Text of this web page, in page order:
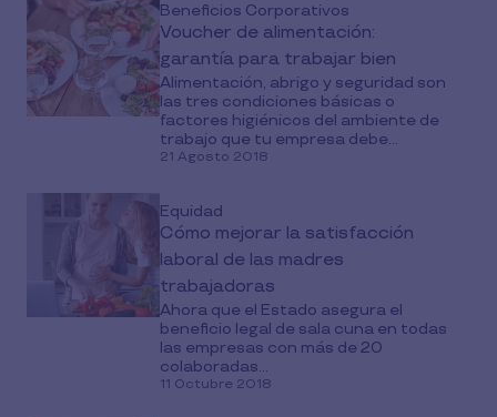
Beneficios Corporativos
Voucher de alimentación:
garantía para trabajar bien
Alimentación, abrigo y seguridad son
las tres condiciones básicas o
factores higiénicos del ambiente de
trabajo que tu empresa debe...
21 Agosto 2018
Equidad
Cómo mejorar la satisfacción
laboral de las madres
trabajadoras
Ahora que el Estado asegura el
beneficio legal de sala cuna en todas
las empresas con más de 20
colaboradas...
11 Octubre 2018